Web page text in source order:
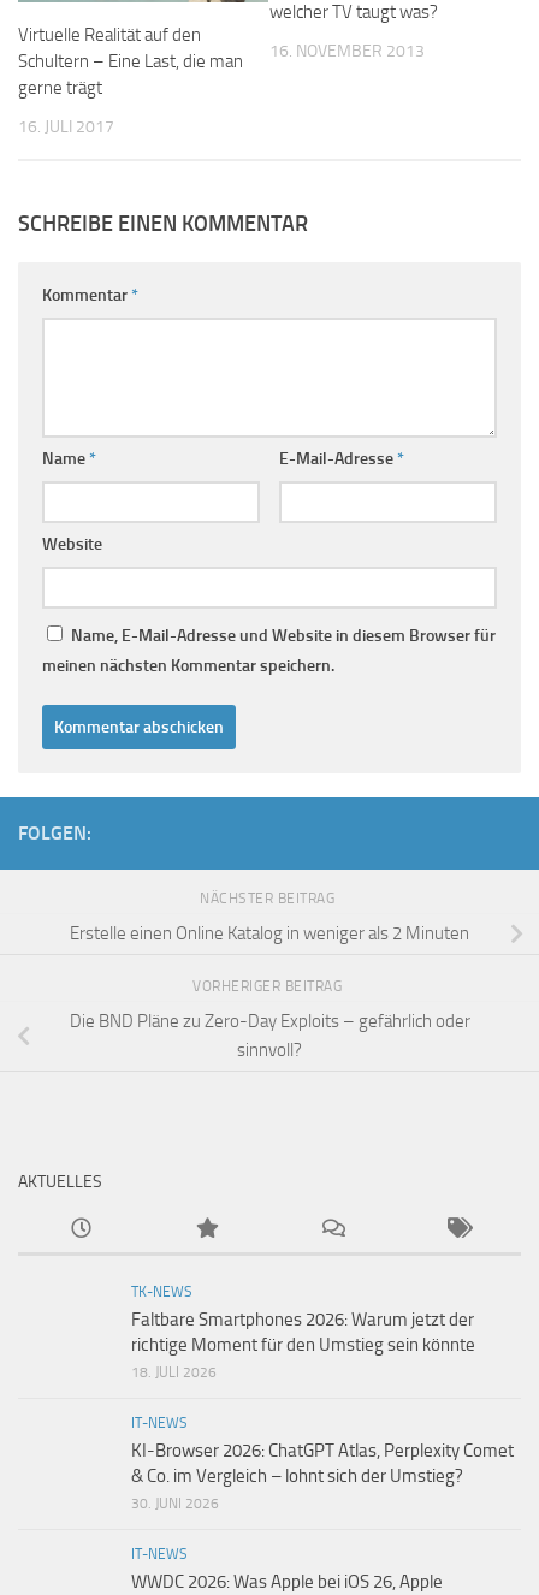
Virtuelle Realität auf den
Schultern – Eine Last, die man
gerne trägt
16. JULI 2017
welcher TV taugt was?
16. NOVEMBER 2013
SCHREIBE EINEN KOMMENTAR
Kommentar*
Name* E-Mail-Adresse*
Website
Name, E-Mail-Adresse und Website in diesem Browser für
meinen nächsten Kommentar speichern.
FOLGEN:
NÄCHSTER BEITRAG
Erstelle einen Online Katalog in weniger als 2 Minuten
VORHERIGER BEITRAG
Die BND Pläne zu Zero-Day Exploits – gefährlich oder
sinnvoll?
AKTUELLES
TK-NEWS
Faltbare Smartphones 2026: Warum jetzt der
richtige Moment für den Umstieg sein könnte
18. JULI 2026
IT-NEWS
KI-Browser 2026: ChatGPT Atlas, Perplexity Comet
& Co. im Vergleich – lohnt sich der Umstieg?
30. JUNI 2026
IT-NEWS
WWDC 2026: Was Apple bei iOS 26, Apple